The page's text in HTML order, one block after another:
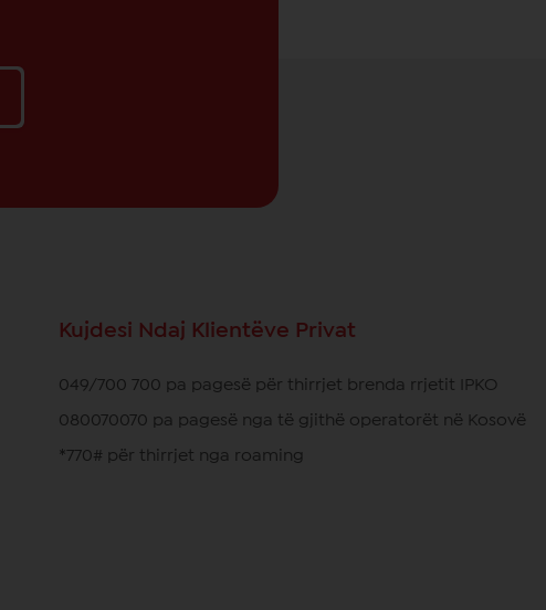
Kujdesi Ndaj Klientëve Privat
049/700 700 pa pagesë për thirrjet brenda rrjetit IPKO
080070070 pa pagesë nga të gjithë operatorët në Kosovë
*770# për thirrjet nga roaming